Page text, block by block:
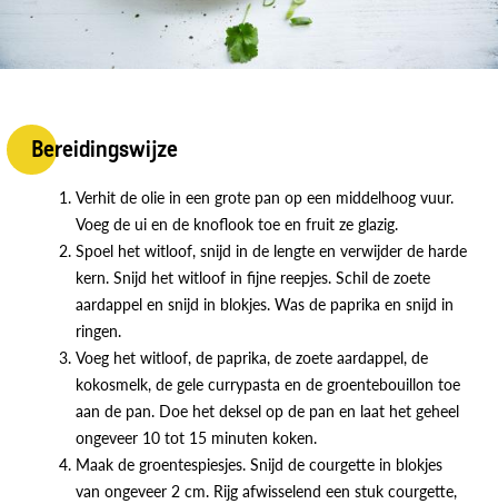
Bereidingswijze
Verhit de olie in een grote pan op een middelhoog vuur.
Voeg de ui en de knoflook toe en fruit ze glazig.
Spoel het witloof, snijd in de lengte en verwijder de harde
kern. Snijd het witloof in fijne reepjes. Schil de zoete
aardappel en snijd in blokjes. Was de paprika en snijd in
ringen.
Voeg het witloof, de paprika, de zoete aardappel, de
kokosmelk, de gele currypasta en de groentebouillon toe
aan de pan. Doe het deksel op de pan en laat het geheel
ongeveer 10 tot 15 minuten koken.
Maak de groentespiesjes. Snijd de courgette in blokjes
van ongeveer 2 cm. Rijg afwisselend een stuk courgette,